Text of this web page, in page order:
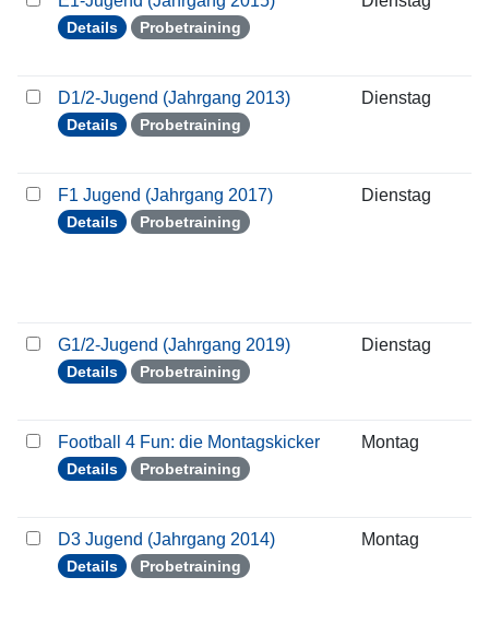
Details Probetraining
D1/2-Jugend (Jahrgang 2013)
Details Probetraining
Dienstag
F1 Jugend (Jahrgang 2017)
Details Probetraining
Dienstag
G1/2-Jugend (Jahrgang 2019)
Details Probetraining
Dienstag
Football 4 Fun: die Montagskicker
Details Probetraining
Montag
D3 Jugend (Jahrgang 2014)
Details Probetraining
Montag